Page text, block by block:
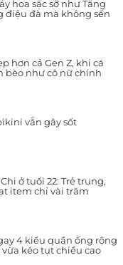
hoa sặc sỡ như Tăng
điệu đà mà không sến
hơn cả Gen Z, khi cá
bèo như cô nữ chính
vẫn gây sốt
ở tuổi 22: Trẻ trung,
item chỉ vài trăm
4 kiểu quần ống rộng
kéo tụt chiều cao